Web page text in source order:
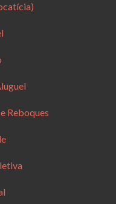
Reboques